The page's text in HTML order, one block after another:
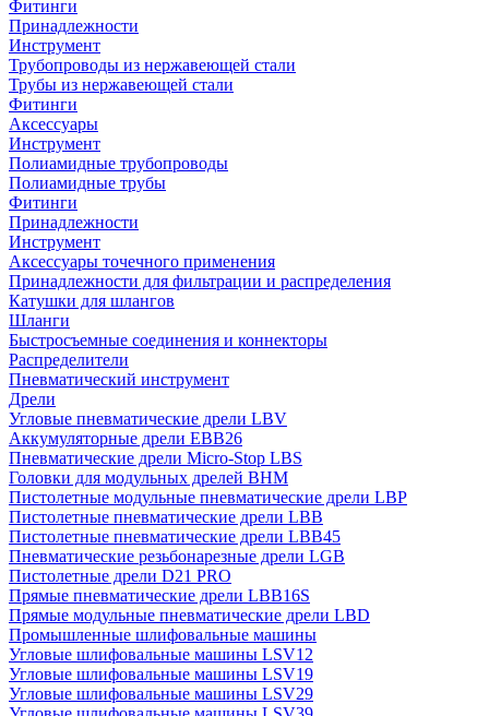
Фитинги
Принадлежности
Инструмент
Трубопроводы из нержавеющей стали
Трубы из нержавеющей стали
Фитинги
Аксессуары
Инструмент
Полиамидные трубопроводы
Полиамидные трубы
Фитинги
Принадлежности
Инструмент
Аксессуары точечного применения
Принадлежности для фильтрации и распределения
Катушки для шлангов
Шланги
Быстросъемные соединения и коннекторы
Распределители
Пневматический инструмент
Дрели
Угловые пневматические дрели LBV
Аккумуляторные дрели EBB26
Пневматические дрели Micro-Stop LBS
Головки для модульных дрелей BHM
Пистолетные модульные пневматические дрели LBP
Пистолетные пневматические дрели LBB
Пистолетные пневматические дрели LBB45
Пневматические резьбонарезные дрели LGB
Пистолетные дрели D21 PRO
Прямые пневматические дрели LBB16S
Прямые модульные пневматические дрели LBD
Промышленные шлифовальные машины
Угловые шлифовальные машины LSV12
Угловые шлифовальные машины LSV19
Угловые шлифовальные машины LSV29